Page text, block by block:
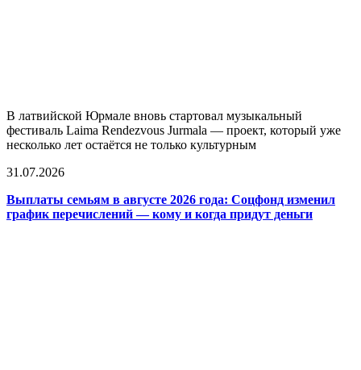
В латвийской Юрмале вновь стартовал музыкальный
фестиваль Laima Rendezvous Jurmala — проект, который уже
несколько лет остаётся не только культурным
31.07.2026
Выплаты семьям в августе 2026 года: Соцфонд изменил
график перечислений — кому и когда придут деньги